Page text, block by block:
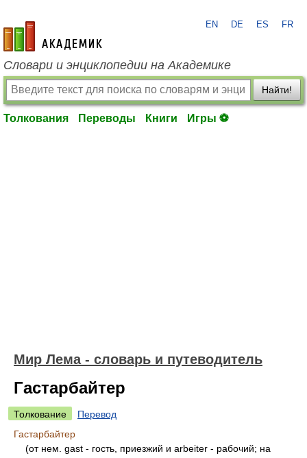
academic.ru
EN DE ES FR
Словари и энциклопедии на Академике
Найти!
Толкования Переводы Книги Игры ⚽
Мир Лема - словарь и путеводитель
Гастарбайтер
Толкование
Перевод
Гастарбайтер
(от нем. gast - гость, приезжий и arbeiter - рабочий; на